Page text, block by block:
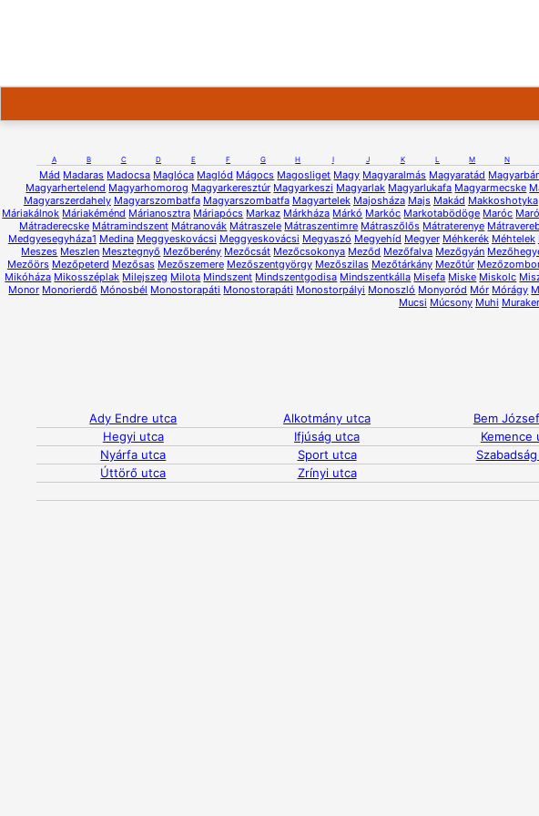
A B C D E F G H I J K L M N
Mád Madaras Madocsa Maglóca Maglód Mágocs Magosliget Magy Magyaralmás Magyaratád
Magyarhertelend Magyarhomorog Magyarkeresztúr Magyarkeszi Magyarlak Magyarlukafa Magyarmecske
Magyarszerdahely Magyarszombatfa Magyarszombatfa Magyartelek Majosháza Majs Makád Makkoshotyka
Máriakálnok Máriakéménd Márianosztra Máriapócs Markaz Márkháza Márkó Markóc Markotabödöge Maróc
Mátraderecske Mátramindszent Mátranovák Mátraszele Mátraszentimre Mátraszőlős Mátraterenye
Medgyesegyháza1 Medina Meggyeskovácsi Meggyeskovácsi Megyaszó Megyehíd Megyer Méhkerék Méhtelek
Meszes Meszlen Mesztegnyő Mezőberény Mezőcsát Mezőcsokonya Meződ Mezőfalva Mezőgyán
Mezőörs Mezőpeterd Mezősas Mezőszemere Mezőszentgyörgy Mezőszilas Mezőtárkány Mezőtúr
Mikóháza Mikosszéplak Milejszeg Milota Mindszent Mindszentgodisa Mindszentkálla Misefa Miske Miskolc
Monor Monorierdő Mónosbél Monostorapáti Monostorapáti Monostorpályi Monoszló Monyoród Mór Mórágy
Mucsi Múcsony Muhi
Ady Endre utca
Alkotmány utca Bem
Hegyi utca
Ifjúság utca Kemence
Nyárfa utca
Sport utca
Úttörő utca
Zrínyi utca